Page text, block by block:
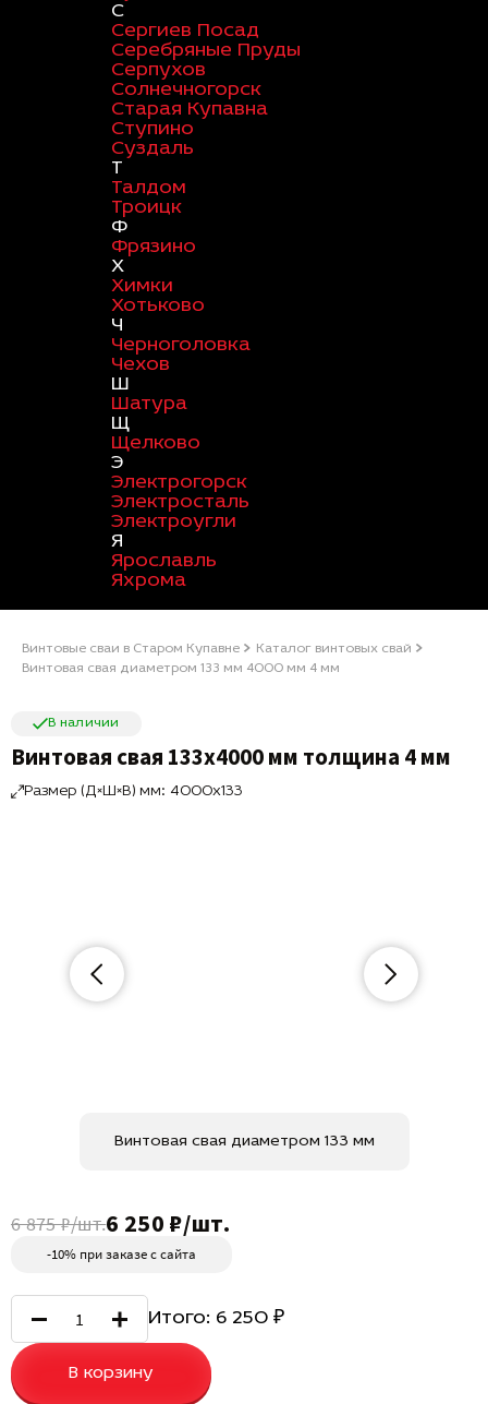
С
Сергиев Посад
Серебряные Пруды
Серпухов
Солнечногорск
Старая Купавна
Ступино
Суздаль
Т
Талдом
Троицк
Ф
Фрязино
Х
Химки
Хотьково
Ч
Черноголовка
Чехов
Ш
Шатура
Щ
Щелково
Э
Электрогорск
Электросталь
Электроугли
Я
Ярославль
Яхрома
Винтовые сваи в Старом Купавне
Каталог винтовых свай
Винтовая свая диаметром 133 мм 4000 мм 4 мм
В наличии
Винтовая свая 133х4000 мм толщина 4 мм
Размер (Д×Ш×В) мм: 4000x133
6 875 ₽/шт.6 250 ₽/шт.
-10% при заказе с сайта
Итого: 6 250 ₽
В корзину
Винтовая свая диаметром 133 мм